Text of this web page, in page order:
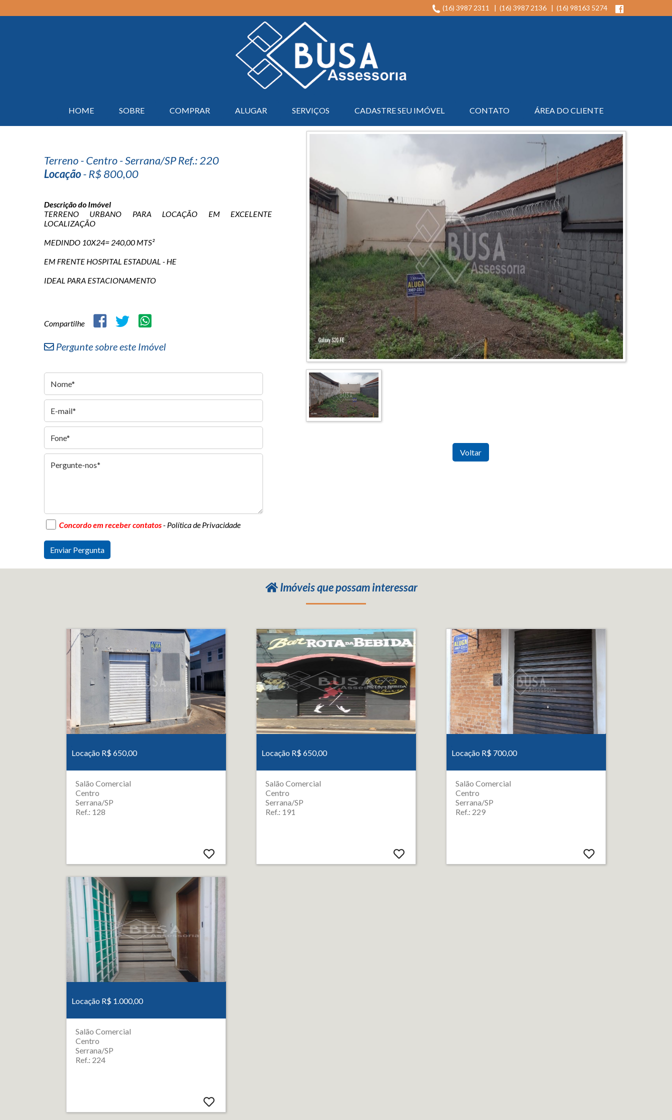
(16) 3987 2311 | (16) 3987 2136 | (16) 98163 5274
HOME SOBRE COMPRAR ALUGAR SERVIÇOS CADASTRE SEU IMÓVEL CONTATO ÁREA DO CLIENTE
Terreno - Centro - Serrana/SP Ref.: 220
Locação- R$ 800,00
Descrição do Imóvel
TERRENO URBANO PARA LOCAÇÃO EM EXCELENTE
LOCALIZAÇÃO
MEDINDO 10X24= 240,00 MTS²
EM FRENTE HOSPITAL ESTADUAL - HE
IDEAL PARA ESTACIONAMENTO
Compartilhe
Pergunte sobre este Imóvel
Concordo em receber contatos- Política de Privacidade
Imóveis que possam interessar
Locação R$ 650,00
Salão Comercial
Centro
Serrana/SP
Ref.: 128
Locação R$ 650,00
Salão Comercial
Centro
Serrana/SP
Ref.: 191
Locação R$ 700,00
Salão Comercial
Centro
Serrana/SP
Ref.: 229
Locação R$ 1.000,00
Salão Comercial
Centro
Serrana/SP
Ref.: 224